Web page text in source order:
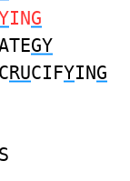
ING
GY
RUCIFYING